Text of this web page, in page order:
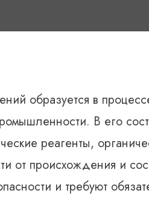
образуется в
В его
реагенты,
от происхождения и
и требуют